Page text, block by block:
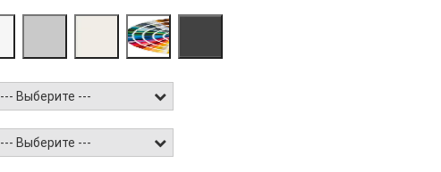
--- Выберите ---
--- Выберите ---